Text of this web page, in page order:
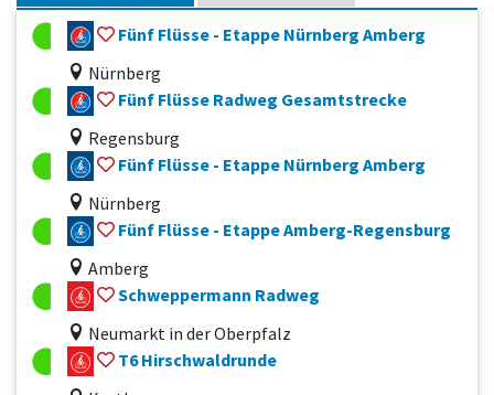
Fünf Flüsse - Etappe Nürnberg Amberg
Nürnberg
Fünf Flüsse Radweg Gesamtstrecke
Regensburg
Fünf Flüsse - Etappe Nürnberg Amberg
Nürnberg
Fünf Flüsse - Etappe Amberg-Regensburg
Amberg
Schweppermann Radweg
Neumarkt in der Oberpfalz
T6 Hirschwaldrunde